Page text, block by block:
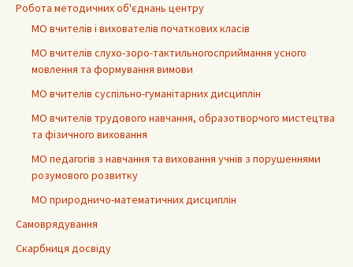
Робота методичних об'єднань центру
МО вчителів і вихователів початкових класів
МО вчителів слухо-зоро-тактильногосприймання усного
мовлення та формування вимови
МО вчителів суспільно-гуманітарних дисциплін
МО вчителів трудового навчання, образотворчого мистецтва
та фізичного виховання
МО педагогів з навчання та виховання учнів з порушеннями
розумового розвитку
МО природничо-математичних дисциплін
Самоврядування
Скарбниця досвіду